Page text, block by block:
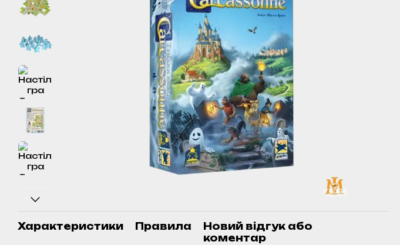
Характеристики Правила
Новий відгук або
коментар